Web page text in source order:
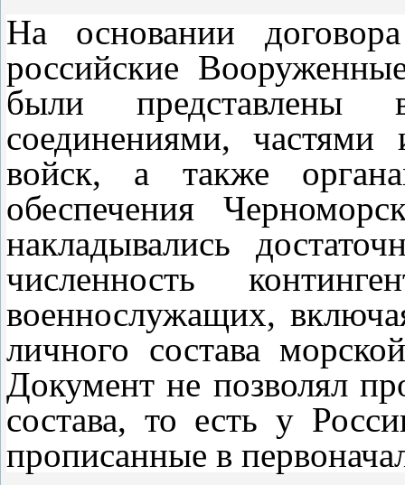
На основании
российские
были представлены
соединениями, частями
войск, а также
обеспечения
накладывались
численность
военнослужащих,
личного состава
Документ не позволял
состава, то есть у
прописанные в